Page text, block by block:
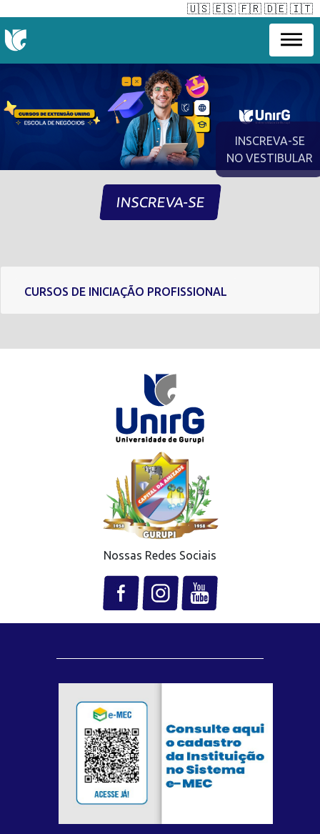
INSCREVA-SE
NO VESTIBULAR
🇺🇸 🇪🇸 🇫🇷 🇩🇪 🇮🇹
INSCREVA-SE
CURSOS DE INICIAÇÃO PROFISSIONAL
Nossas Redes Sociais